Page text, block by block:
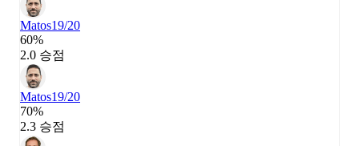
Matos19/20
60%
2.0 승점
Matos19/20
70%
2.3 승점